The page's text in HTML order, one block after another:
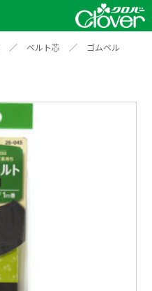
／ ベルト芯 ／
ゴムベル